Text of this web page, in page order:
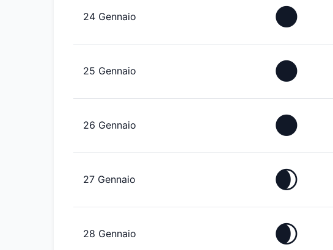
24 Gennaio 🌑
25 Gennaio 🌑
26 Gennaio 🌑
27 Gennaio 🌒
28 Gennaio 🌒